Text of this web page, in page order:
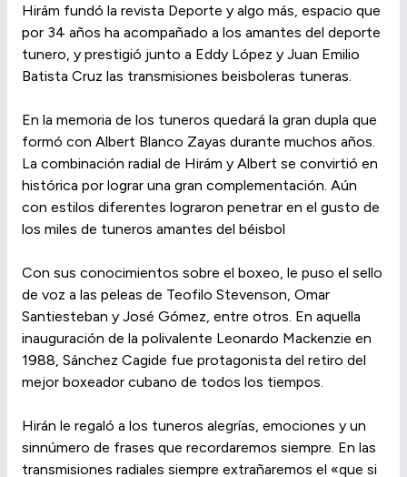
Hirám fundó la revista Deporte y algo más, espacio que
por 34 años ha acompañado a los amantes del deporte
tunero, y prestigió junto a Eddy López y Juan Emilio
Batista Cruz las transmisiones beisboleras tuneras.
En la memoria de los tuneros quedará la gran dupla que
formó con Albert Blanco Zayas durante muchos años.
La combinación radial de Hirám y Albert se convirtió en
histórica por lograr una gran complementación. Aún
con estilos diferentes lograron penetrar en el gusto de
los miles de tuneros amantes del béisbol
Con sus conocimientos sobre el boxeo, le puso el sello
de voz a las peleas de Teofilo Stevenson, Omar
Santiesteban y José Gómez, entre otros. En aquella
inauguración de la polivalente Leonardo Mackenzie en
1988, Sánchez Cagide fue protagonista del retiro del
mejor boxeador cubano de todos los tiempos.
Hirán le regaló a los tuneros alegrías, emociones y un
sinnúmero de frases que recordaremos siempre. En las
transmisiones radiales siempre extrañaremos el «que si